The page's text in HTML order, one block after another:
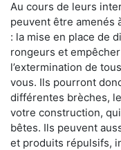
Au cours de leurs
peuvent être amenés
: la mise en place de
rongeurs et
l’extermination de
vous. Ils pourront
différentes brèches,
votre construction,
bêtes. Ils peuvent
et produits répulsifs,